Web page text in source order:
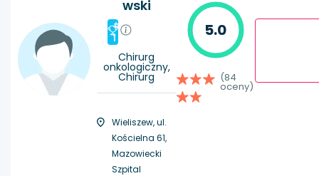
wski
#
1
Chirurg
onkologiczny,
Chirurg
Wieliszew, ul.
Kościelna 61,
Mazowiecki
Szpital
5.0
(84
oceny)